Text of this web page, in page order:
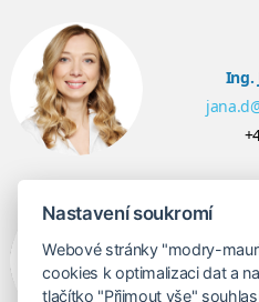
Ing.
Nastavení soukromí
Webové stránky "modry-
cookies k optimalizaci dat a
tlačítko "Přijmout vše"